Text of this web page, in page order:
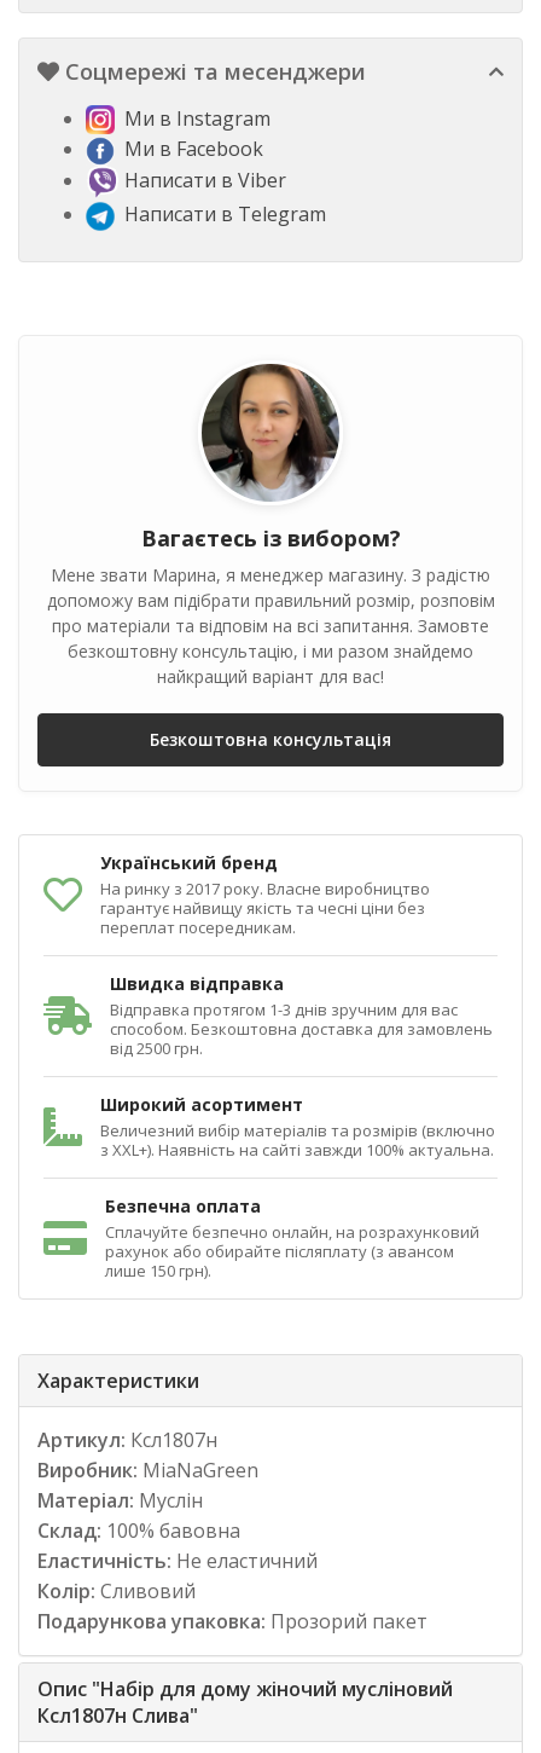
Соцмережі та месенджери
Ми в Instagram
Ми в Facebook
Написати в Viber
Написати в Telegram
Вагаєтесь із вибором?
Мене звати Марина, я менеджер магазину. З радістю
допоможу вам підібрати правильний розмір, розповім
про матеріали та відповім на всі запитання. Замовте
безкоштовну консультацію, і ми разом знайдемо
найкращий варіант для вас!
Безкоштовна консультація
Український бренд
На ринку з 2017 року. Власне виробництво
гарантує найвищу якість та чесні ціни без
переплат посередникам.
Швидка відправка
Відправка протягом 1-3 днів зручним для вас
способом. Безкоштовна доставка для замовлень
від 2500 грн.
Широкий асортимент
Величезний вибір матеріалів та розмірів (включно
з XXL+). Наявність на сайті завжди 100% актуальна.
Безпечна оплата
Сплачуйте безпечно онлайн, на розрахунковий
рахунок або обирайте післяплату (з авансом
лише 150 грн).
Характеристики
Артикул: Ксл1807н
Виробник: MiaNaGreen
Матеріал: Муслін
Склад: 100% бавовна
Еластичність: Не еластичний
Колір: Сливовий
Подарункова упаковка: Прозорий пакет
Опис "Набір для дому жіночий мусліновий
Ксл1807н Слива"